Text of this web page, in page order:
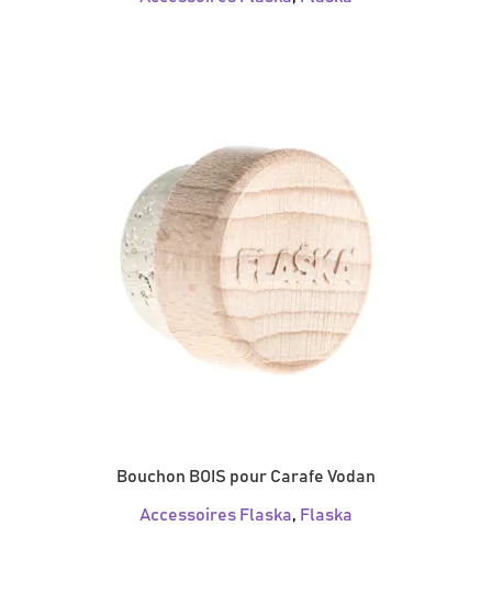
Bouchon BOIS pour Carafe Vodan
Accessoires Flaska, Flaska